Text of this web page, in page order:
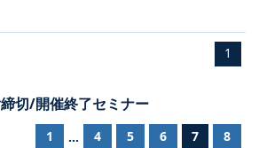
1
切/開催終了セミナー
1 ... 4 5 6 7 8